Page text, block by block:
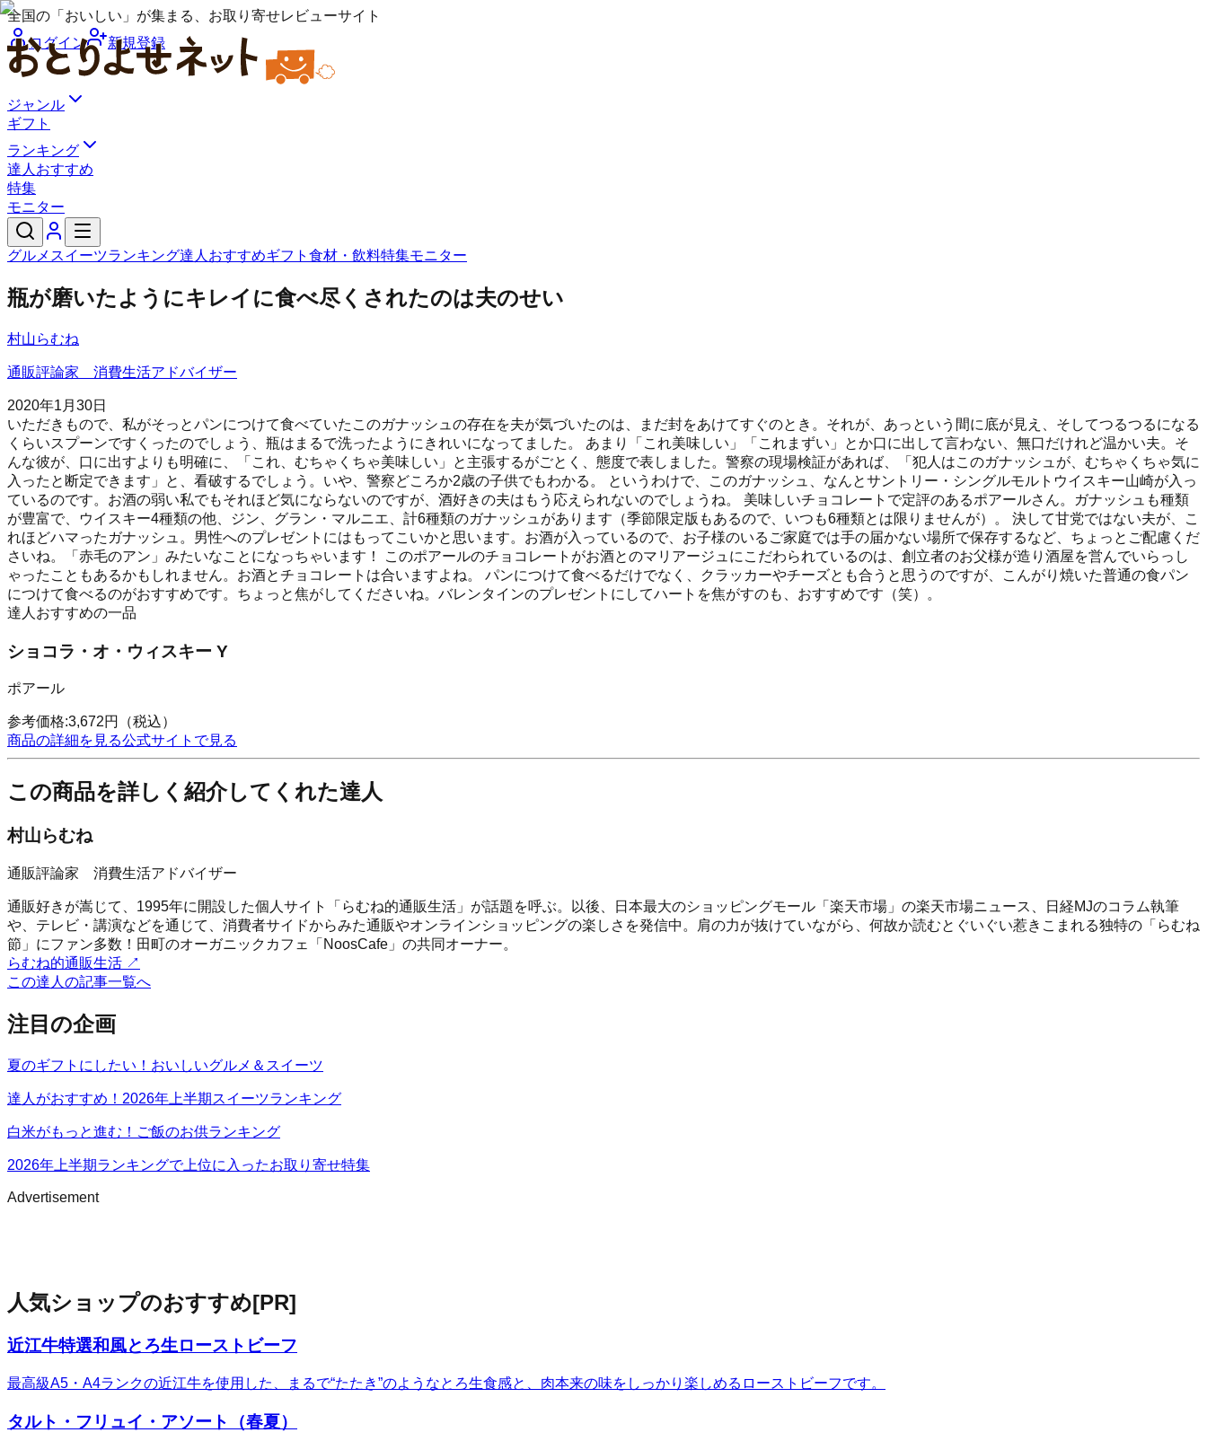
全国の「おいしい」が集まる、お取り寄せレビューサイト
ログイン
新規登録
ジャンル
ギフト
ランキング
達人おすすめ
特集
モニター
グルメ スイーツランキング達人おすすめギフト 食材・飲料特集モニター
瓶が磨いたようにキレイに食べ尽くされたのは夫のせい
村山らむね
通販評論家 消費生活アドバイザー
2020年1月30日
いただきもので、私がそっとパンにつけて食べていたこのガナッシュの存在を夫が気づいたのは、まだ封をあけてすぐのとき。それが、あっという間に底が見え、そしてつるつるになる
くらいスプーンですくったのでしょう、瓶はまるで洗ったようにきれいになってました。 あまり「これ美味しい」「これまずい」とか口に出して言わない、無口だけれど温かい夫。そ
んな彼が、口に出すよりも明確に、「これ、むちゃくちゃ美味しい」と主張するがごとく、態度で表しました。警察の現場検証があれば、「犯人はこのガナッシュが、むちゃくちゃ気に
入ったと断定できます」と、看破するでしょう。いや、警察どころか2歳の子供でもわかる。 というわけで、このガナッシュ、なんとサントリー・シングルモルトウイスキー山崎が入っ
ているのです。お酒の弱い私でもそれほど気にならないのですが、酒好きの夫はもう応えられないのでしょうね。 美味しいチョコレートで定評のあるポアールさん。ガナッシュも種類
が豊富で、ウイスキー4種類の他、ジン、グラン・マルニエ、計6種類のガナッシュがあります（季節限定版もあるので、いつも6種類とは限りませんが）。 決して甘党ではない夫が、こ
れほどハマったガナッシュ。男性へのプレゼントにはもってこいかと思います。お酒が入っているので、お子様のいるご家庭では手の届かない場所で保存するなど、ちょっとご配慮くだ
さいね。「赤毛のアン」みたいなことになっちゃいます！ このポアールのチョコレートがお酒とのマリアージュにこだわられているのは、創立者のお父様が造り酒屋を営んでいらっし
ゃったこともあるかもしれません。お酒とチョコレートは合いますよね。 パンにつけて食べるだけでなく、クラッカーやチーズとも合うと思うのですが、こんがり焼いた普通の食パン
につけて食べるのがおすすめです。ちょっと焦がしてくださいね。バレンタインのプレゼントにしてハートを焦がすのも、おすすめです（笑）。
達人おすすめの一品
ショコラ・オ・ウィスキー Y
ポアール
参考価格:3,672円
（税込）
商品の詳細を見る公式サイトで見る
この商品を詳しく紹介してくれた達人
村山らむね
通販評論家 消費生活アドバイザー
通販好きが嵩じて、1995年に開設した個人サイト「らむね的通販生活」が話題を呼ぶ。以後、日本最大のショッピングモール「楽天市場」の楽天市場ニュース、日経MJのコラム執筆
や、テレビ・講演などを通じて、消費者サイドからみた通販やオンラインショッピングの楽しさを発信中。肩の力が抜けていながら、何故か読むとぐいぐい惹きこまれる独特の「らむね
節」にファン多数！田町のオーガニックカフェ「NoosCafe」の共同オーナー。
らむね的通販生活 ↗
この達人の記事一覧へ
注目の企画
夏のギフトにしたい！おいしいグルメ＆スイーツ
達人がおすすめ！2026年上半期スイーツランキング
白米がもっと進む！ご飯のお供ランキング
2026年上半期ランキングで上位に入ったお取り寄せ特集
Advertisement
人気ショップのおすすめ[PR]
近江牛特選和風とろ生ローストビーフ
最高級A5・A4ランクの近江牛を使用した、まるで“たたき”のようなとろ生食感と、肉本来の味をしっかり楽しめるローストビーフです。
タルト・フリュイ・アソート（春夏）